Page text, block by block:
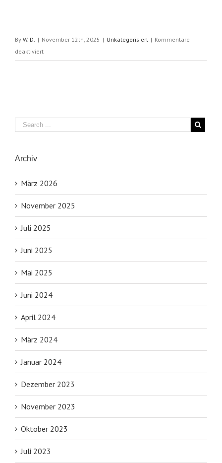
By W. D. | November 12th, 2025 | Unkategorisiert | Kommentare
deaktiviertfür
Chortage
Baiersbronn
Archiv
März 2026
November 2025
Juli 2025
Juni 2025
Mai 2025
Juni 2024
April 2024
März 2024
Januar 2024
Dezember 2023
November 2023
Oktober 2023
Juli 2023